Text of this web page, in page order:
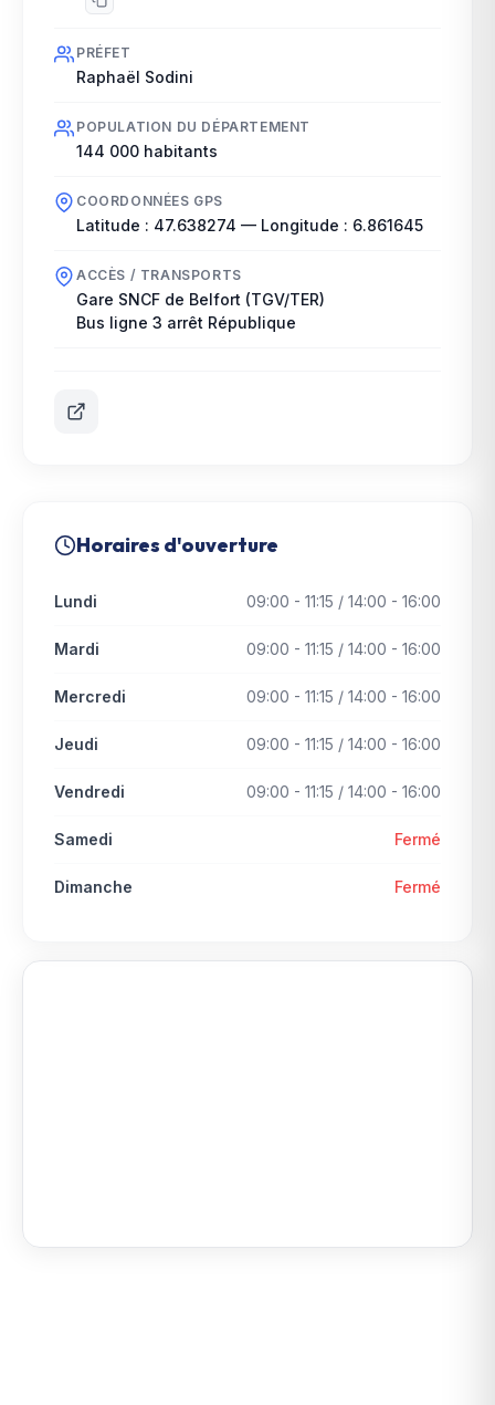
PRÉFET
Raphaël Sodini
POPULATION DU DÉPARTEMENT
144 000 habitants
COORDONNÉES GPS
Latitude : 47.638274 — Longitude : 6.861645
ACCÈS / TRANSPORTS
Gare SNCF de Belfort (TGV/TER)
Bus ligne 3 arrêt République
Horaires d'ouverture
Lundi 09:00 - 11:15 / 14:00 - 16:00
Mardi 09:00 - 11:15 / 14:00 - 16:00
Mercredi 09:00 - 11:15 / 14:00 - 16:00
Jeudi 09:00 - 11:15 / 14:00 - 16:00
Vendredi 09:00 - 11:15 / 14:00 - 16:00
Samedi Fermé
Dimanche Fermé